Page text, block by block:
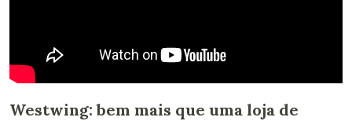
Westwing: bem mais que uma loja de